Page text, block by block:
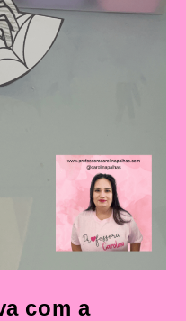
com a